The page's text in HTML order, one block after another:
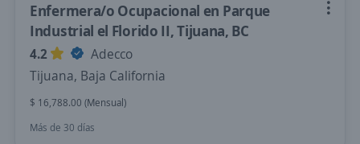
Enfermera/o Ocupacional en Parque
Industrial el Florido II, Tijuana, BC
4.2
Adecco
Tijuana, Baja California
$ 16,788.00 (Mensual)
Más de 30 días